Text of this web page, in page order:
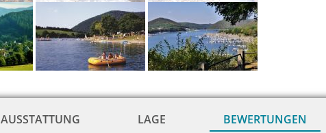
AUSSTATTUNG LAGE BEWERTUNGEN